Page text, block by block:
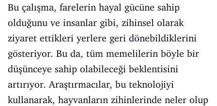
Bu çalışma, farelerin hayal gücüne sahip
olduğunu ve insanlar gibi, zihinsel olarak
ziyaret ettikleri yerlere geri dönebildiklerini
gösteriyor. Bu da, tüm memelilerin böyle bir
düşünceye sahip olabileceği beklentisini
artırıyor. Araştırmacılar, bu teknolojiyi
kullanarak, hayvanların zihinlerinde neler olup